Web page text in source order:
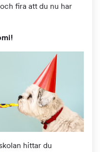
fira att du nu har
hittar du